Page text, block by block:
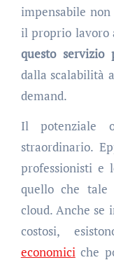
impensabile
il proprio lavoro
questo
dalla scalabilità
demand.
Il potenziale
straordinario.
professionisti e
quello che tale
cloud. Anche
costosi,
economiciche